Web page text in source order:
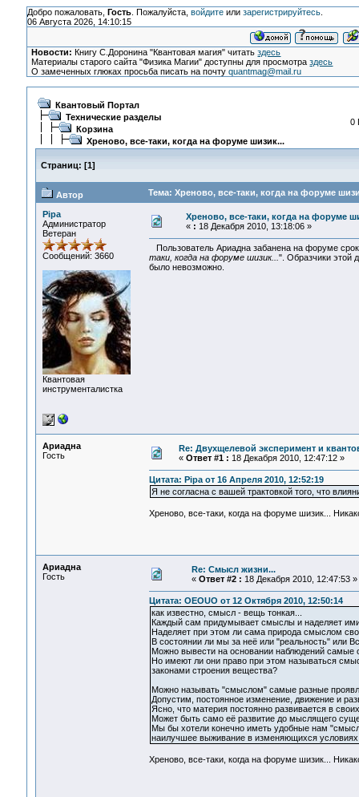
Добро пожаловать, Гость. Пожалуйста, войдитеили зарегистрируйтесь.
06 Августа 2026, 14:10:15
Новости: Книгу С.Доронина "Квантовая магия" читатьздесь
Материалы старого сайта "Физика Магии" доступны для просмотраздесь
О замеченных глюках просьба писать на почтуquantmag@mail.ru
Квантовый Портал
Технические разделы
Корзина
Хреново, все-таки, когда на форуме шизик...
0
Страниц: [1]
Автор Тема: Хреново, все-таки, когда на форуме
Pipa
Администратор
Ветеран
Сообщений: 3660
Квантовая
инструменталистка
Хреново, все-таки, когда на форуме
« : 18 Декабря 2010, 13:18:06 »
Пользователь Ариадна забанена на форуме
таки, когда на форуме шизик... ". Образчики этой
было невозможно.
Ариадна
Гость
Re: Двухщелевой эксперимент и
« Ответ #1 : 18 Декабря 2010, 12:47:12 »
Цитата: Pipa от 16 Апреля 2010, 12:52:19
Я не согласна с вашей трактовкой того, что
Хреново, все-таки, когда на форуме шизик...
Ариадна
Гость
Re: Смысл жизни...
« Ответ #2 : 18 Декабря 2010, 12:47:53 »
Цитата: OEOUO от 12 Октября 2010, 12:50:14
как известно, смысл - вещь тонкая...
Каждый сам придумывает смыслы и наделяет
Наделяет при этом ли сама природа смыслом
В состоянии ли мы за неё или "реальность" или
Можно вывести на основании наблюдений самые
Но имеют ли они право при этом называться
законами строения вещества?
Можно называть "смыслом" самые разные
Допустим, постоянное изменение, движение и
Ясно, что материя постоянно развивается в
Может быть само её развитие до мыслящего
Мы бы хотели конечно иметь удобные нам
наилучшее выживание в изменяющихся условиях
Хреново, все-таки, когда на форуме шизик...